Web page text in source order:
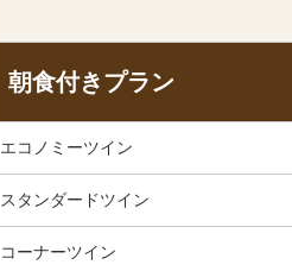
朝食付きプラン
エコノミーツイン
スタンダードツイン
コーナーツイン